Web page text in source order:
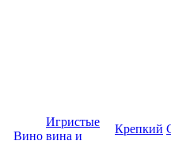
Вино
Игристые
вина и
Крепкий